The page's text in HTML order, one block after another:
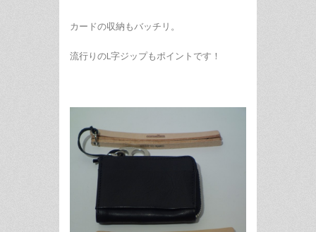
カードの収納もバッチリ。
流行りのL字ジップもポイントです！